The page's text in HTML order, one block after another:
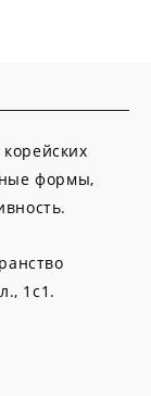
формы,
1с1.